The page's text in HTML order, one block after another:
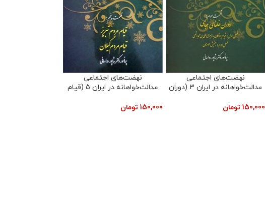
نهضت‌های اجتماعی
عدالت‌خواهانه در ایران 4 (دوران
150,000 تومان
نهضت‌های اجتماعی
عدالت‌خواهانه در ایران 6 (قیام
200,000 تومان